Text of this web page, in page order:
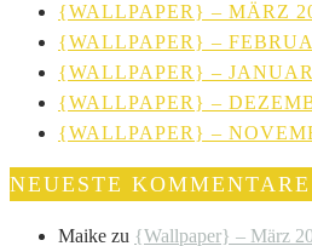
{WALLPAPER} – MÄRZ
{WALLPAPER} –
{WALLPAPER} –
{WALLPAPER} –
{WALLPAPER} –
NEUESTE KOMMENTARE
Maike zu {Wallpaper} – März